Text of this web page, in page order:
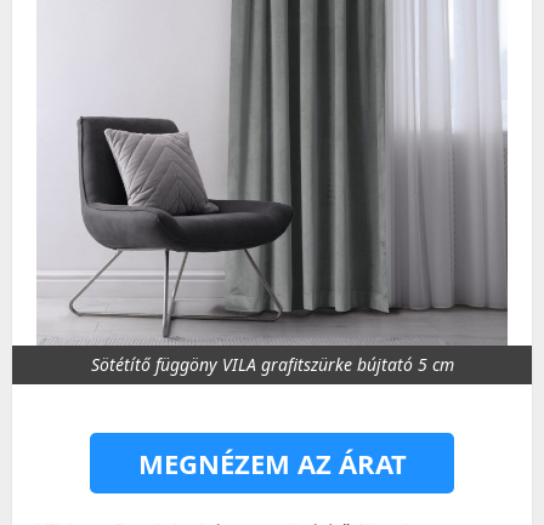
Sötétítő függöny VILA grafitszürke bújtató 5 cm
MEGNÉZEM AZ ÁRAT